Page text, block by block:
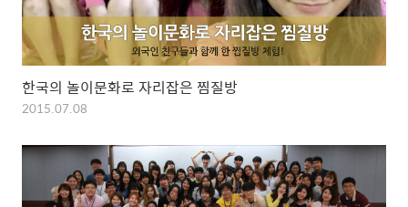
한국의 놀이문화로 자리잡은 찜질방
2015.07.08